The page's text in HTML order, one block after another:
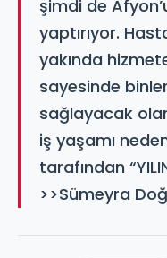
şimdi de
yaptırıyor.
yakında
sayesinde
sağlayacak
iş yaşamı
tarafından
>>Sümeyra